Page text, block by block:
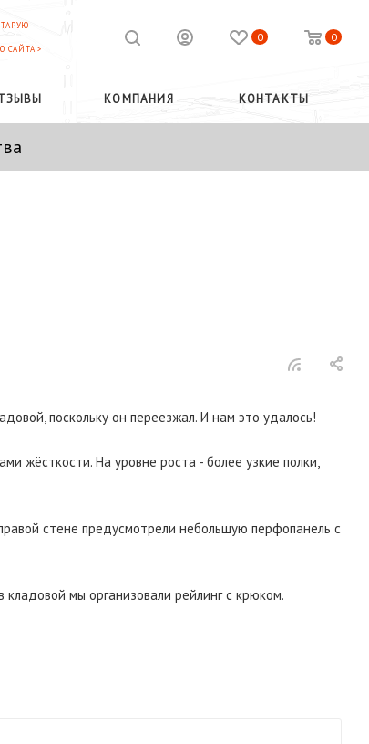
САЙТА >
0 0
КОМПАНИЯ КОНТАКТЫ
поскольку он переезжал. И нам это удалось!
жёсткости. На уровне роста - более узкие полки,
стене предусмотрели небольшую перфопанель с
кладовой мы организовали рейлинг с крюком.